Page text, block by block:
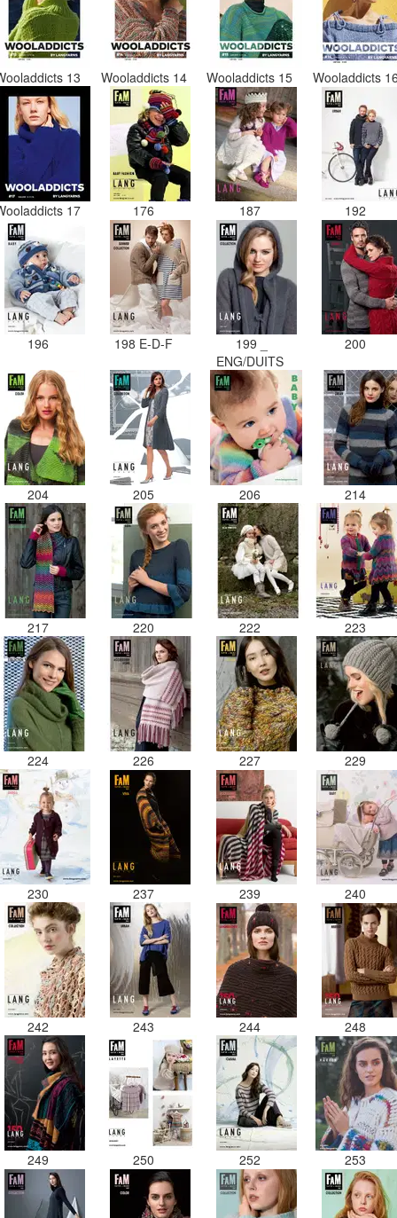
13 Wooladdicts 14 Wooladdicts 15 Wooladdicts
17 176 187 192
196 198 E-D-F
199 _
ENG/DUITS
200
204 205 206 214
217 220 222 223
224 226 227 229
230 237 239 240
242 243 244 248
249 250 252 253